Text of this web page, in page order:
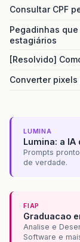
Consultar CPF
Pegadinhas
estagiários
[Resolvido]
Converter
LUMINA
Lumina: a
Prompts
de verdade.
FIAP
Graduacao
Analise e
Software e